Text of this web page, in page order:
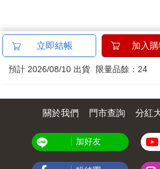
立即結帳 加入
預計 2026/08/10 出貨 限量品餘：24
關於我們 門市查詢 分紅
加好友